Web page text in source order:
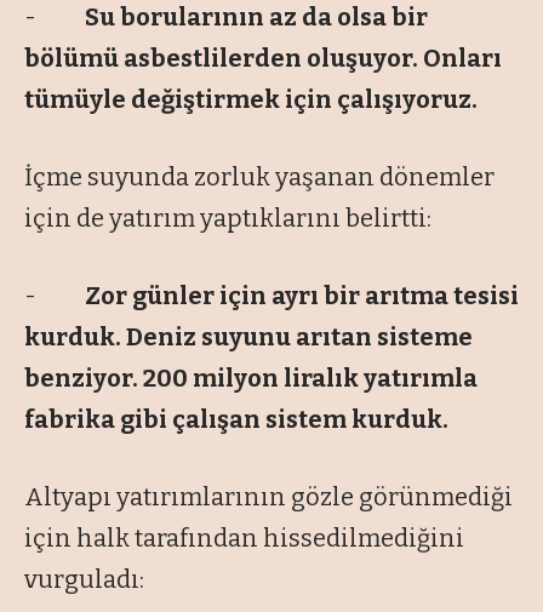
- Su borularının az da olsa bir
bölümü asbestlilerden oluşuyor. Onları
tümüyle değiştirmek için çalışıyoruz.
İçme suyunda zorluk yaşanan dönemler
için de yatırım yaptıklarını belirtti:
- Zor günler için ayrı bir arıtma tesisi
kurduk. Deniz suyunu arıtan sisteme
benziyor. 200 milyon liralık yatırımla
fabrika gibi çalışan sistem kurduk.
Altyapı yatırımlarının gözle görünmediği
için halk tarafından hissedilmediğini
vurguladı: